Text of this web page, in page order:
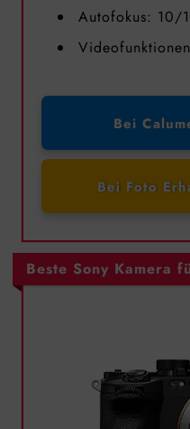
Autofokus: 10/
Bei
Bei Foto
Beste Sony Kamera